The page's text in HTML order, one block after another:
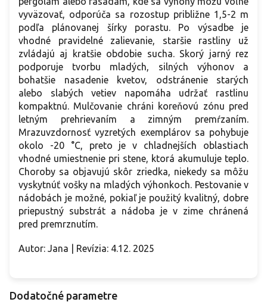
vyväzovať, odporúča sa rozostup približne 1,5-2 m
podľa plánovanej šírky porastu. Po výsadbe je
vhodné pravidelné zalievanie, staršie rastliny už
zvládajú aj kratšie obdobie sucha. Skorý jarný rez
podporuje tvorbu mladých, silných výhonov a
bohatšie nasadenie kvetov, odstránenie starých
alebo slabých vetiev napomáha udržať rastlinu
kompaktnú. Mulčovanie chráni koreňovú zónu pred
letným prehrievaním a zimným premŕzaním.
Mrazuvzdornosť vyzretých exemplárov sa pohybuje
okolo -20 °C, preto je v chladnejších oblastiach
vhodné umiestnenie pri stene, ktorá akumuluje teplo.
Choroby sa objavujú skôr zriedka, niekedy sa môžu
vyskytnúť vošky na mladých výhonkoch. Pestovanie v
nádobách je možné, pokiaľ je použitý kvalitný, dobre
priepustný substrát a nádoba je v zime chránená
pred premrznutím.
Autor: Jana | Revízia: 4.12. 2025
Dodatočné parametre